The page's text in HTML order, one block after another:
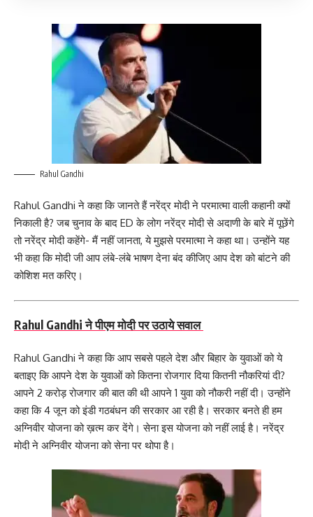
Rahul Gandhi
Rahul Gandhi ने कहा कि जानते हैं नरेंद्र मोदी ने परमात्मा वाली कहानी क्यों
निकाली है? जब चुनाव के बाद ED के लोग नरेंद्र मोदी से अदाणी के बारे में पूछेंगे
तो नरेंद्र मोदी कहेंगे- मैं नहीं जानता, ये मुझसे परमात्मा ने कहा था। उन्होंने यह
भी कहा कि मोदी जी आप लंबे-लंबे भाषण देना बंद कीजिए आप देश को बांटने की
कोशिश मत करिए।
Rahul Gandhi ने पीएम मोदी पर उठाये सवाल
Rahul Gandhi ने कहा कि आप सबसे पहले देश और बिहार के युवाओं को ये
बताइए कि आपने देश के युवाओंको कितना रोजगार दिया कितनी नौकरियां दी?
आपने 2 करोड़ रोजगार की बात की थी आपने 1 युवा को नौकरी नहीं दी। उन्होंने
कहा कि 4 जून को इंडी गठबंधन की सरकार आ रही है। सरकार बनते ही हम
अग्निवीर योजना को ख़त्म कर देंगे। सेना इस योजना को नहीं लाई है। नरेंद्र
मोदी ने अग्निवीर योजना को सेना पर थोपा है।